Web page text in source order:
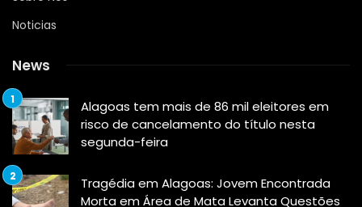
Noticias
News
Alagoas tem mais de 86 mil eleitores em
risco de cancelamento do título nesta
segunda-feira
Tragédia em Alagoas: Jovem Encontrada
Morta em Área de Mata Levanta Questões